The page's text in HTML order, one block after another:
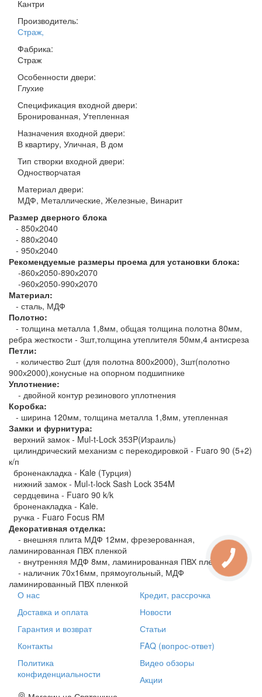
Кантри
Производитель:
Страж,
Фабрика:
Страж
Особенности двери:
Глухие
Спецификация входной двери:
Бронированная, Утепленная
Назначения входной двери:
В квартиру, Уличная, В дом
Тип створки входной двери:
Одностворчатая
Материал двери:
МДФ, Металлические, Железные, Винарит
Размер дверного блока
- 850х2040
- 880х2040
- 950х2040
Рекомендуемые размеры проема для установки блока:
-860х2050-890х2070
-960х2050-990х2070
Материал:
- сталь, МДФ
Полотно:
- толщина металла 1,8мм, общая толщина полотна 80мм,
ребра жесткости - 3шт,толщина утеплителя 50мм,4 антисреза
Петли:
- количество 2шт (для полотна 800х2000), 3шт(полотно
900х2000),конусные на опорном подшипнике
Уплотнение:
- двойной контур резинового уплотнения
Коробка:
- ширина 120мм, толщина металла 1,8мм, утепленная
Замки и фурнитура:
верхний замок - Mul-t-Lock 353P(Израиль)
цилиндрический механизм с перекодировкой - Fuaro 90 (5+2)
к/п
броненакладка - Kale (Турция)
нижний замок - Mul-t-lock Sash Lock 354M
сердцевина - Fuaro 90 k/k
броненакладка - Kale.
ручка - Fuaro Focus RM
Декоративная отделка:
- внешняя плита МДФ 12мм, фрезерованная,
ламинированная ПВХ пленкой
- внутренняя МДФ 8мм, ламинированная ПВХ пленкой
- наличник 70х16мм, прямоугольный, МДФ
ламинированный ПВХ пленкой
О нас
Доставка и оплата
Гарантия и возврат
Контакты
Политика
конфиденциальности
Кредит, рассрочка
Новости
Статьи
FAQ (вопрос-ответ)
Видео обзоры
Акции